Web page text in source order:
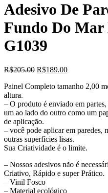
Adesivo De
Fundo Do Mar
G1039
R$205.00 O
original
R$205.00.
R$189.00O
atual
R$189.00.
Painel Completo tamanho 2,00
altura.
– O produto é enviado em
um ao lado do outro como um
de aplicação.
– você pode aplicar em paredes,
outras superfícies lisas.
Sua Criatividade é o limite.
– Nossos adesivos não é
Criativo, Rápido e super Prático.
– Vinil Fosco
– Material ecológico